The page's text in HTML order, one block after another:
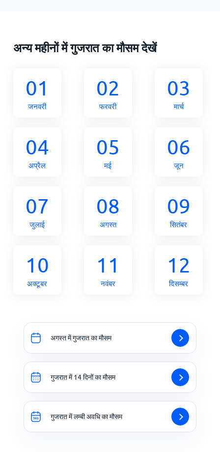
अन्य महीनों में गुजरात का मौसम देखें
01
जनवरी
02
फरवरी
03
मार्च
04
अप्रैल
05
मई
06
जून
07
जुलाई
08
अगस्त
09
सितंबर
10
अक्टूबर
11
नवंबर
12
दिसम्बर
अगस्त में गुजरात का मौसम
गुजरात में 14 दिनों का मौसम
गुजरात में लम्बी अवधि का मौसम